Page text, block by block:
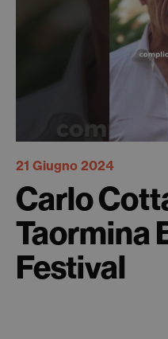
21 Giugno 2024
Carlo
Taormina
Festival